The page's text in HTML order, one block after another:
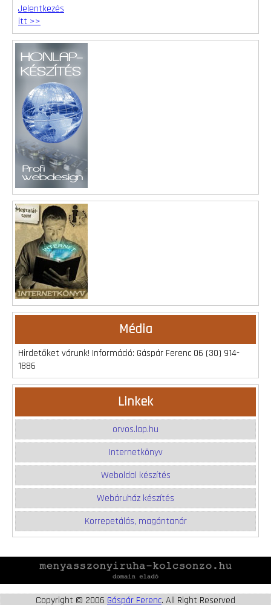
Jelentkezés
itt >>
Média
Hirdetőket várunk! Információ: Gáspár Ferenc 06 (30) 914-
1886
Linkek
orvos.lap.hu
Internetkönyv
Weboldal készítés
Webáruház készítés
Korrepetálás, magántanár
Copyright © 2006 Gáspár Ferenc. All Right Reserved